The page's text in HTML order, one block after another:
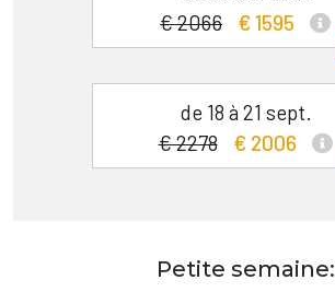
€ 2066
€ 1595
de 18 à 21 sept.
€ 2278
€ 2006
Petite semaine: